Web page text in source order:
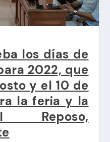
los días de
2022, que
y el 10 de
la feria y la
Reposo,